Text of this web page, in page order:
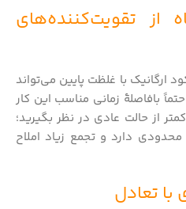
از تقویت‌کننده‌های
ارگانیک با غلظت پایین می‌تواند
بافاصلهٔ زمانی مناسب این کار
از حالت عادی در نظر بگیرید؛
دارد و تجمع زیاد املاح